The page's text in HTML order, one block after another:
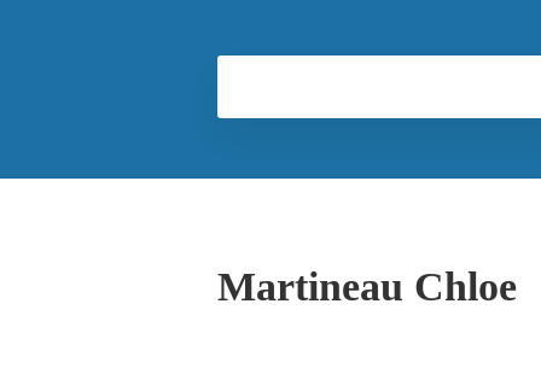
Martineau Chloe